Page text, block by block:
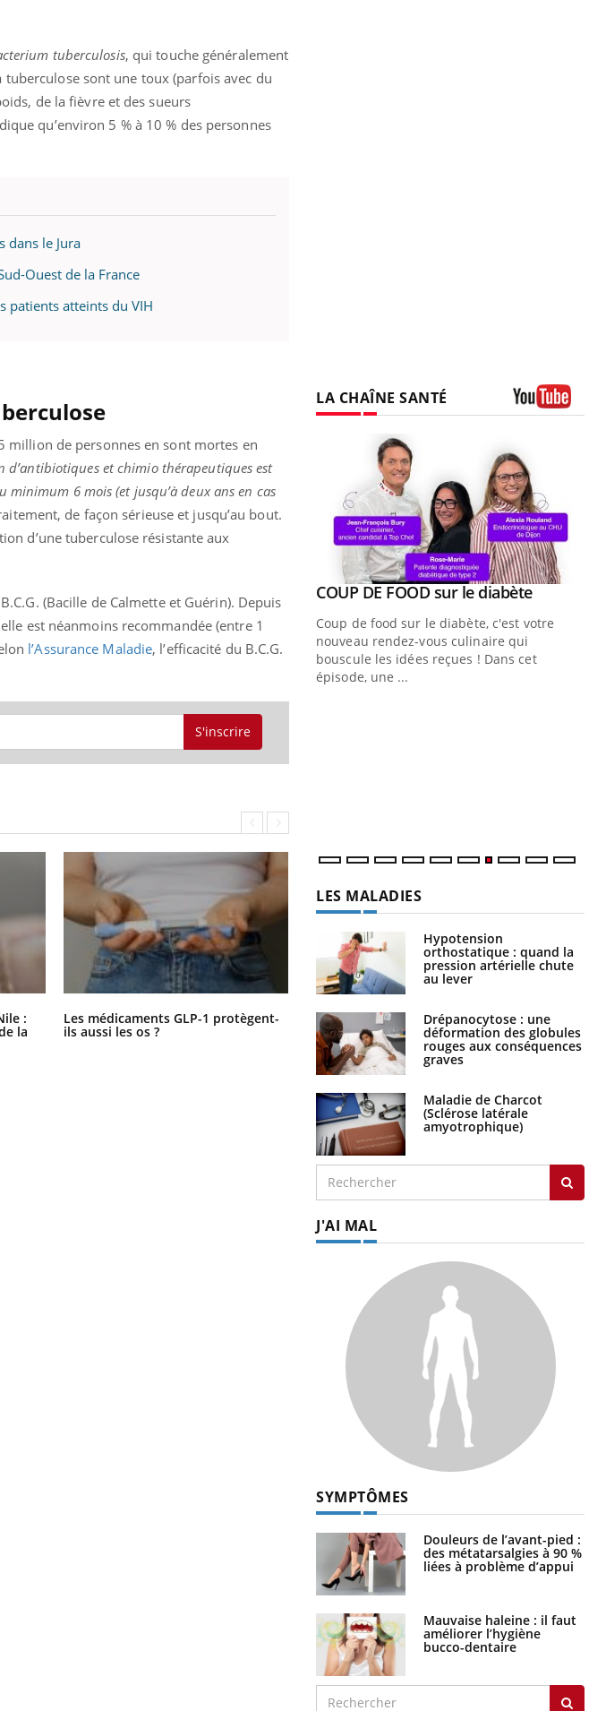
tuberculosis, qui touche généralement
sont une toux (parfois avec du
de la fièvre et des sueurs
qu’environ 5 % à 10 % des personnes
dans le Jura
Ouest de la France
patients atteints du VIH
million de personnes en sont mortes en
d’antibiotiques et chimio thérapeutiques est
6 mois (et jusqu’à deux ans en cas
de façon sérieuse et jusqu’au bout.
d’une tuberculose résistante aux
(Bacille de Calmette et Guérin). Depuis
est néanmoins recommandée (entre 1
l’Assurance Maladie, l’efficacité du B.C.G.
S'inscrire
:
la
Les médicaments GLP-1 protègent-
ils aussi les os ?
Cytomégalovirus : ce qui change
dans la prise en charge des femmes
enceintes
LA CHAÎNE SANTÉ
de
Un « jumeau numérique » pour
faciliter l’accès à la médecine
préventiveYoutube
Un établissement lié à un groupe
numérique » permet ...
Youtube
COUP DE FOOD sur le diabèteYoutube
Coup de food sur le diabète, c'est votre
nouveau rendez-vous culinaire qui
bouscule les idées reçues ! Dans cet
épisode, une ...
LES MALADIES
Hypotension
orthostatique : quand la
pression artérielle chute
au lever
Drépanocytose : une
déformation des globules
rouges aux conséquences
graves
Maladie de Charcot
(Sclérose latérale
amyotrophique)
J'AI MAL
SYMPTÔMES
Douleurs de l’avant-pied :
des métatarsalgies à 90 %
liées à problème d’appui
Mauvaise haleine : il faut
améliorer l’hygiène
bucco-dentaire